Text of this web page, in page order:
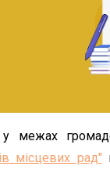
межах
місцевих рад"